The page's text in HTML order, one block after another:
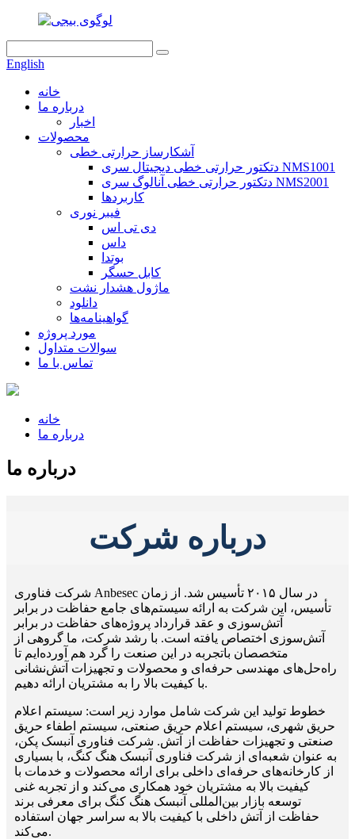
English
خانه
درباره ما
اخبار
محصولات
آشکارساز حرارتی خطی
دتکتور حرارتی خطی دیجیتال سری NMS1001
دتکتور حرارتی خطی آنالوگ سری NMS2001
کاربردها
فیبر نوری
دی تی اس
داس
بوتدا
کابل حسگر
ماژول هشدار نشت
دانلود
گواهینامه‌ها
مورد پروژه
سوالات متداول
تماس با ما
خانه
درباره ما
درباره ما
درباره شرکت
شرکت فناوری Anbesec در سال ۲۰۱۵ تأسیس شد. از زمان
تأسیس، این شرکت به ارائه سیستم‌های جامع حفاظت در برابر
آتش‌سوزی و عقد قرارداد پروژه‌های حفاظت در برابر
آتش‌سوزی اختصاص یافته است. با رشد شرکت، ما گروهی از
متخصصان باتجربه در این صنعت را گرد هم آورده‌ایم تا
راه‌حل‌های مهندسی حرفه‌ای و محصولات و تجهیزات آتش‌نشانی
با کیفیت بالا را به مشتریان ارائه دهیم.
خطوط تولید این شرکت شامل موارد زیر است: سیستم اعلام
حریق شهری، سیستم اعلام حریق صنعتی، سیستم اطفاء حریق
صنعتی و تجهیزات حفاظت از آتش. شرکت فناوری آنبسک پکن،
به عنوان شعبه‌ای از شرکت فناوری آنبسک هنگ کنگ، با بسیاری
از کارخانه‌های حرفه‌ای داخلی برای ارائه محصولات و خدمات با
کیفیت بالا به مشتریان خود همکاری می‌کند و از تجربه غنی
توسعه بازار بین‌المللی آنبسک هنگ کنگ برای معرفی برند
حفاظت از آتش داخلی با کیفیت بالا به سراسر جهان استفاده
می‌کند.